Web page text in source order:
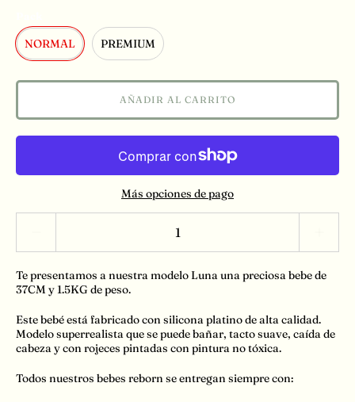
NORMAL PREMIUM
AÑADIR AL CARRITO
Más opciones de pago
Te presentamos a nuestra modelo Luna una preciosa bebe de
37CM y 1.5KG de peso.
Este bebé está fabricado con silicona platino de alta calidad.
Modelo superrealista que se puede bañar, tacto suave, caída de
cabeza y con rojeces pintadas con pintura no tóxica.
Todos nuestros bebes reborn se entregan siempre con: